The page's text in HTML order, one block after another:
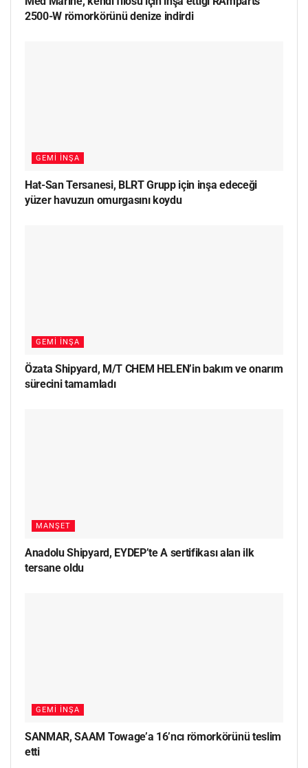
2500-W römorkörünü denize indirdi
GEMI İNŞA
Hat-San Tersanesi, BLRT Grupp için inşa edeceği
yüzer havuzun omurgasını koydu
GEMI İNŞA
Özata Shipyard, M/T CHEM HELEN’in bakım ve onarım
sürecini tamamladı
MANŞET
Anadolu Shipyard, EYDEP’te A sertifikası alan ilk
tersane oldu
GEMI İNŞA
SANMAR, SAAM Towage’a 16’ncı römorkörünü teslim
etti